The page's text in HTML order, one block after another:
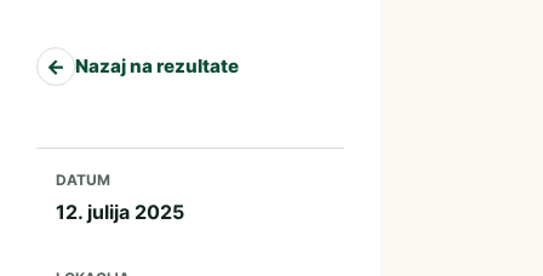
← Nazaj na rezultate
DATUM
12. julija 2025